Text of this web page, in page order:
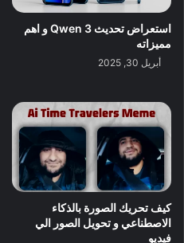
استعراض تحديث Qwen 3 و اهم
مميزاته
أبريل 30, 2025
كيف تحريك الصورة بالذكاء
الاصطناعي و تحويل الصور الي
فيديو